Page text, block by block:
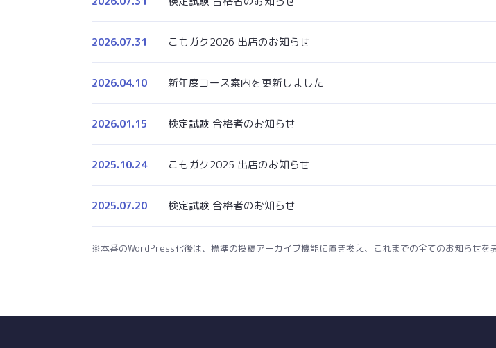
2026.07.31 こもガク2026 出店のお知らせ
2026.04.10 新年度コース案内を更新しました
2026.01.15 検定試験 合格者のお知らせ
2025.10.24 こもガク2025 出店のお知らせ
2025.07.20 検定試験 合格者のお知らせ
※本番のWordPress化後は、標準の投稿アーカイブ機能に置き換え、これまでの全てのお知らせを